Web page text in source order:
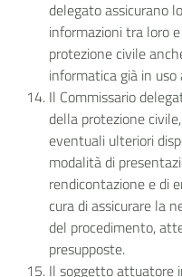
delegato assicurano
informazioni tra loro
protezione civile
informatica già in uso
Il Commissario
della protezione
eventuali ulteriori
modalità di
rendicontazione e di
cura di assicurare la
del procedimento,
presupposte.
Il soggetto attuatore